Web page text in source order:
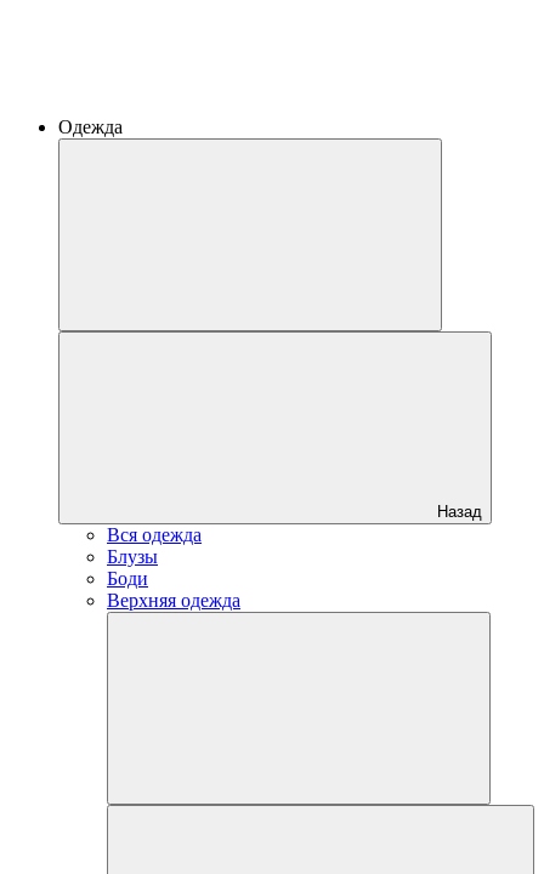
Одежда
Назад
Вся одежда
Блузы
Боди
Верхняя одежда